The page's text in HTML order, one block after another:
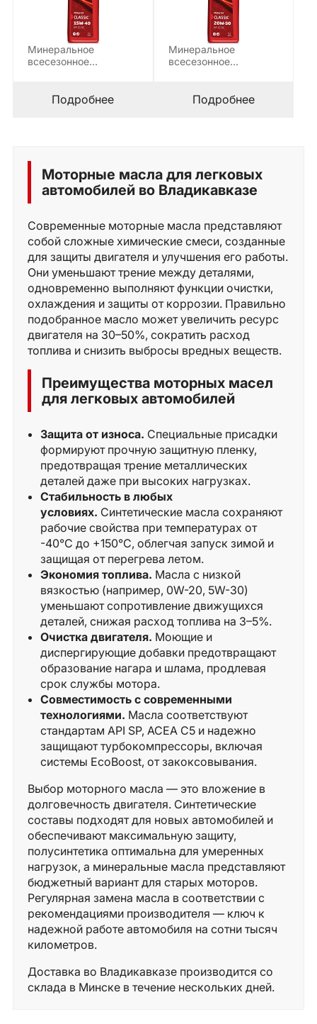
Минеральное
всесезонное
работы в смешанных
парках,…
Подробнее
Минеральное
всесезонное
работы в смешанных
парках,…
Подробнее
Моторные масла для легковых
автомобилей во Владикавказе
Современные моторные масла представляют
собой сложные химические смеси, созданные
для защиты двигателя и улучшения его работы.
Они уменьшают трение между деталями,
одновременно выполняют функции очистки,
охлаждения и защиты от коррозии. Правильно
подобранное масло может увеличить ресурс
двигателя на 30–50%, сократить расход
топлива и снизить выбросы вредных веществ.
Преимущества моторных масел
для легковых автомобилей
Защита от износа. Специальные присадки
формируют прочную защитную пленку,
предотвращая трение металлических
деталей даже при высоких нагрузках.
Стабильность в любых
условиях. Синтетические масла сохраняют
рабочие свойства при температурах от
-40°C до +150°C, облегчая запуск зимой и
защищая от перегрева летом.
Экономия топлива. Масла с низкой
вязкостью (например, 0W-20, 5W-30)
уменьшают сопротивление движущихся
деталей, снижая расход топлива на 3–5%.
Очистка двигателя. Моющие и
диспергирующие добавки предотвращают
образование нагара и шлама, продлевая
срок службы мотора.
Совместимость с современными
технологиями. Масла соответствуют
стандартам API SP, ACEA C5 и надежно
защищают турбокомпрессоры, включая
системы EcoBoost, от закоксовывания.
Выбор моторного масла — это вложение в
долговечность двигателя. Синтетические
составы подходят для новых автомобилей и
обеспечивают максимальную защиту,
полусинтетика оптимальна для умеренных
нагрузок, а минеральные масла представляют
бюджетный вариант для старых моторов.
Регулярная замена масла в соответствии с
рекомендациями производителя — ключ к
надежной работе автомобиля на сотни тысяч
километров.
Доставка во Владикавказе производится со
склада в Минске в течение нескольких дней.